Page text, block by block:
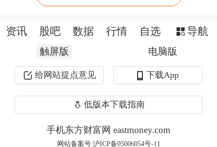
道，伊朗伊斯兰议会副议长阿里·尼克
扎德表示，伊朗外交部已获伊朗最高领
袖穆杰塔巴·哈梅内伊批准，成立霍尔
木兹海峡问题工作组。尼克扎德说，该
调，起草有关霍尔木兹海峡的法律制
资讯 股吧 数据 行情 自选 导航
触屏版 电脑版
给网站提点意见 下载App
低版本下载指南
手机东方财富网 eastmoney.com
网站备案号:沪ICP备05006054号-11